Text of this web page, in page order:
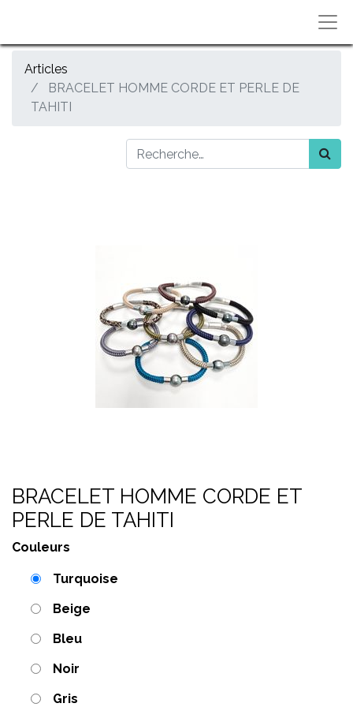
Articles
BRACELET HOMME CORDE ET PERLE DE
TAHITI
BRACELET HOMME CORDE ET
PERLE DE TAHITI
Couleurs
Turquoise
Beige
Bleu
Noir
Gris